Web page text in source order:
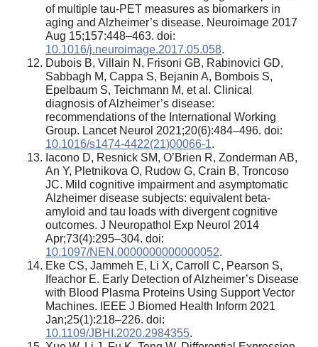
of multiple tau-PET measures as biomarkers in
aging and Alzheimer’s disease. Neuroimage 2017
Aug 15;157:448–463. doi:
10.1016/j.neuroimage.2017.05.058.
Dubois B, Villain N, Frisoni GB, Rabinovici GD,
Sabbagh M, Cappa S, Bejanin A, Bombois S,
Epelbaum S, Teichmann M, et al. Clinical
diagnosis of Alzheimer’s disease:
recommendations of the International Working
Group. Lancet Neurol 2021;20(6):484–496. doi:
10.1016/s1474-4422(21)00066-1.
Iacono D, Resnick SM, O’Brien R, Zonderman AB,
An Y, Pletnikova O, Rudow G, Crain B, Troncoso
JC. Mild cognitive impairment and asymptomatic
Alzheimer disease subjects: equivalent beta-
amyloid and tau loads with divergent cognitive
outcomes. J Neuropathol Exp Neurol 2014
Apr;73(4):295–304. doi:
10.1097/NEN.0000000000000052.
Eke CS, Jammeh E, Li X, Carroll C, Pearson S,
Ifeachor E. Early Detection of Alzheimer’s Disease
with Blood Plasma Proteins Using Support Vector
Machines. IEEE J Biomed Health Inform 2021
Jan;25(1):218–226. doi:
10.1109/JBHI.2020.2984355.